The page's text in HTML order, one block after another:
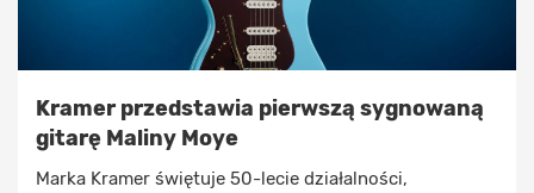
Kramer przedstawia pierwszą sygnowaną
gitarę Maliny Moye
Marka Kramer świętuje 50-lecie działalności,